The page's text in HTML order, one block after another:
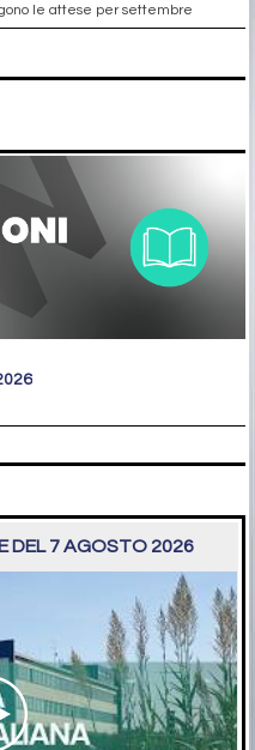
le attese per settembre
DEL 7 AGOSTO 2026